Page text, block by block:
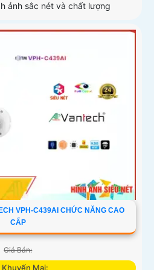
ảnh sắc nét và chất lượng
VPH-C439AI CHỨC NĂNG CAO
CẤP
Giá Bán:
Khuyến Mại: